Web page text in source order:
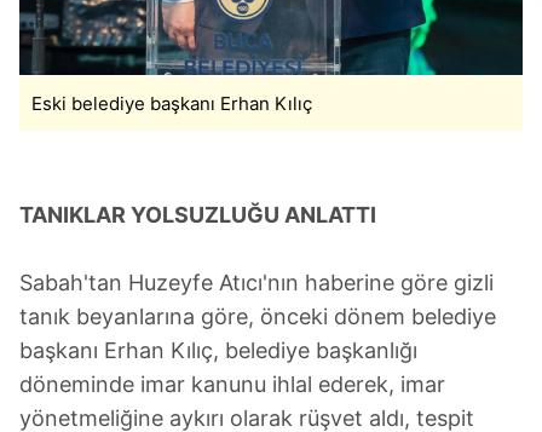
Eski belediye başkanı Erhan Kılıç
TANIKLAR YOLSUZLUĞU ANLATTI
Sabah'tan Huzeyfe Atıcı'nın haberine göre gizli
tanık beyanlarına göre, önceki dönem belediye
başkanı Erhan Kılıç, belediye başkanlığı
döneminde imar kanunu ihlal ederek, imar
yönetmeliğine aykırı olarak rüşvet aldı, tespit